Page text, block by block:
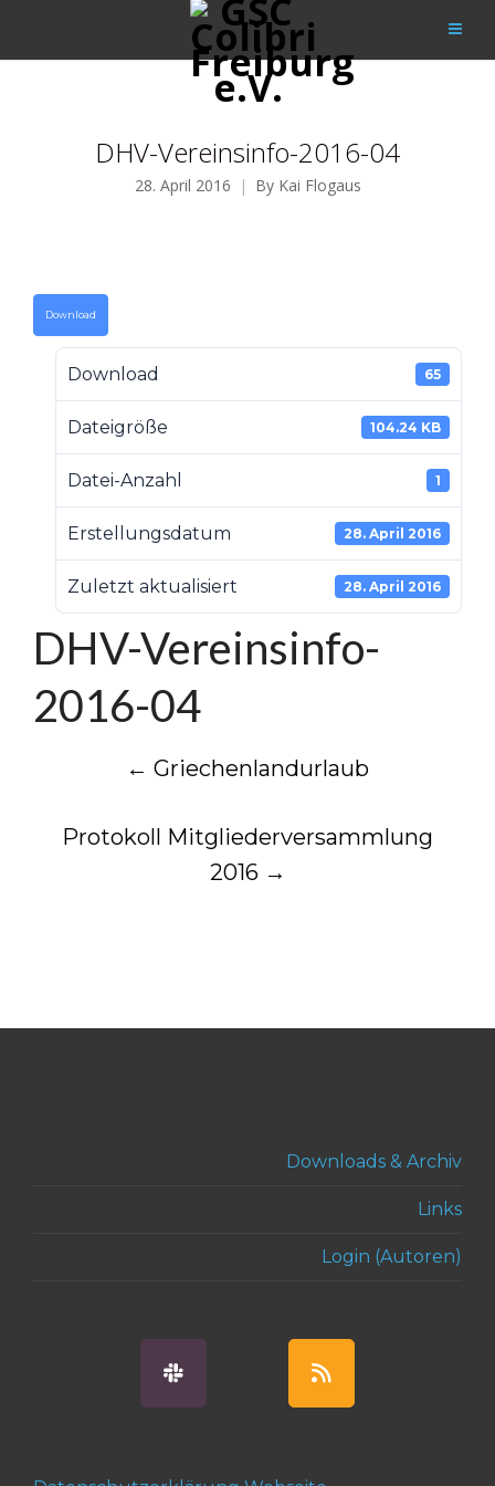
DHV-Vereinsinfo-2016-04
28. April 2016 By Kai Flogaus
Download
Download 65
Dateigröße 104.24 KB
Datei-Anzahl 1
Erstellungsdatum 28. April 2016
Zuletzt aktualisiert 28. April 2016
DHV-Vereinsinfo-
2016-04
Post
navigation
← Griechenlandurlaub
Protokoll Mitgliederversammlung
2016 →
Downloads & Archiv
Links
Login (Autoren)